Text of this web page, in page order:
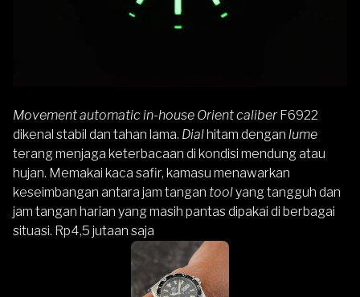
Movement automatic in-house Orientcaliber F6922
dikenal stabil dan tahan lama. Dialhitam dengan lume
terang menjaga keterbacaan di kondisi mendung atau
hujan. Memakai kaca safir, kamasu menawarkan
keseimbangan antara jam tangan toolyang tangguh dan
jam tangan harian yang masih pantas dipakai di berbagai
situasi. Rp4,5 jutaan saja